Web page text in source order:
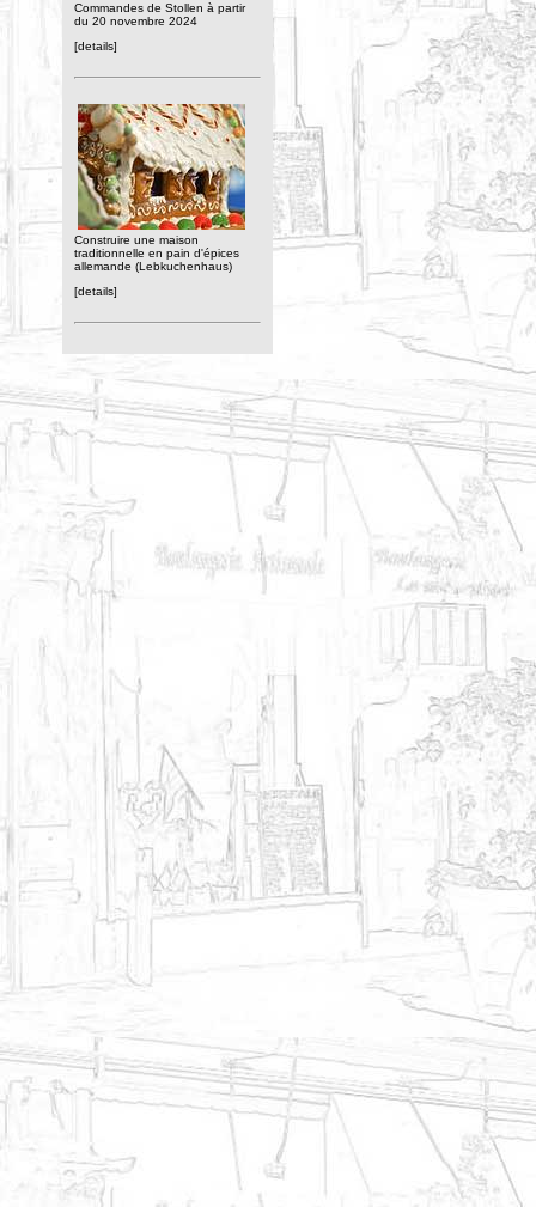
Commandes de Stollen à partir
du 20 novembre 2024
[details]
Construire une maison
traditionnelle en pain d'épices
allemande (Lebkuchenhaus)
[details]